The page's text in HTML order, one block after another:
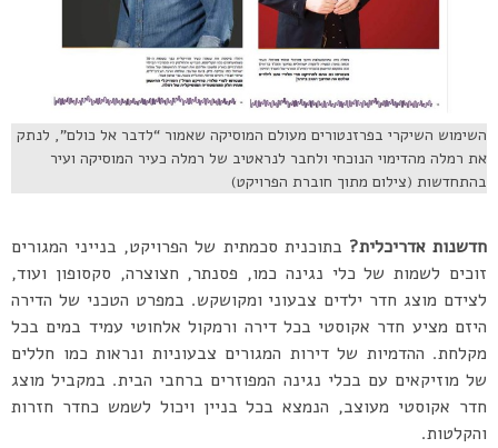
השימוש השיקרי בפרזנטורים מעולם המוסיקה שאמור “לדבר אל כולם”, לנתק
את רמלה מהדימוי הנוכחי ולחבר לנראטיב של רמלה כעיר המוסיקה ועיר
בהתחדשות (צילום מתוך חוברת הפרויקט)
חדשנות אדריכלית? בתוכנית סכמתית של הפרויקט, בנייני המגורים
זוכים לשמות של כלי נגינה כמו, פסנתר, חצוצרה, סקסופון ועוד,
לצידם מוצג חדר ילדים צבעוני ומקושקש. במפרט הטכני של הדירה
היזם מציע חדר אקוסטי בכל דירה ורמקול אלחוטי עמיד במים בכל
מקלחת. ההדמיות של דירות המגורים צבעוניות ונראות כמו חללים
של מוזיקאים עם בכלי נגינה המפוזרים ברחבי הבית. במקביל מוצג
חדר אקוסטי מעוצב, הנמצא בכל בניין ויכול לשמש כחדר חזרות
והקלטות.